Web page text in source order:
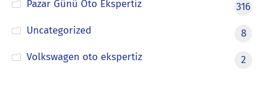
Pazar Günü Oto Ekspertiz
316
Uncategorized
8
Volkswagen oto ekspertiz
2